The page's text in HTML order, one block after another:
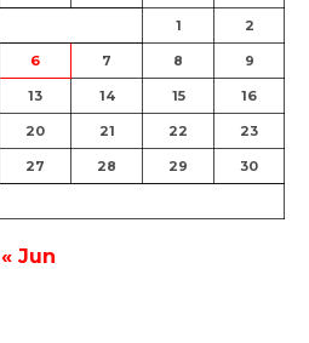
1 2
6 7 8 9
13 14 15 16
20 21 22 23
27 28 29 30
« Jun